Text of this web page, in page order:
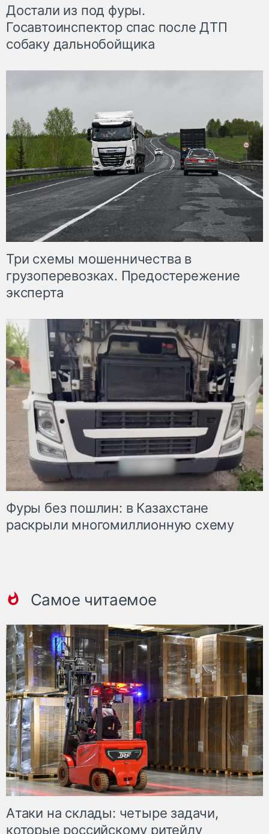
Достали из под фуры.
Госавтоинспектор спас после ДТП
собаку дальнобойщика
Три схемы мошенничества в
грузоперевозках. Предостережение
эксперта
Фуры без пошлин: в Казахстане
раскрыли многомиллионную схему
Самое читаемое
Атаки на склады: четыре задачи,
которые российскому ритейлу